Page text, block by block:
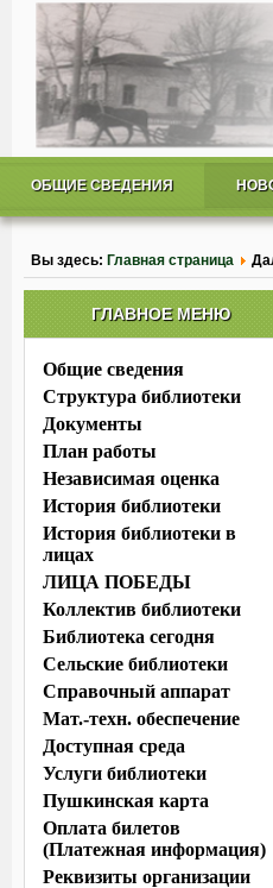
ОБЩИЕ СВЕДЕНИЯ
Вы здесь: Главная страница
ГЛАВНОЕ МЕНЮ
Общие сведения
Структура библиотеки
Документы
План работы
Независимая оценка
История библиотеки
История библиотеки в
лицах
ЛИЦА ПОБЕДЫ
Коллектив библиотеки
Библиотека сегодня
Сельские библиотеки
Справочный аппарат
Мат.-техн. обеспечение
Доступная среда
Услуги библиотеки
Пушкинская карта
Оплата билетов
(Платежная информация)
Реквизиты организации